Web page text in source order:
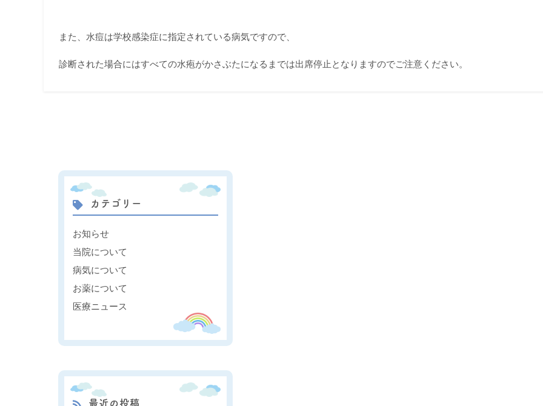
また、水痘は学校感染症に指定されている病気ですので、
診断された場合にはすべての水疱がかさぶたになるまでは出席停止となりますのでご注意ください。
カテゴリー
お知らせ
当院について
病気について
お薬について
医療ニュース
最近の投稿